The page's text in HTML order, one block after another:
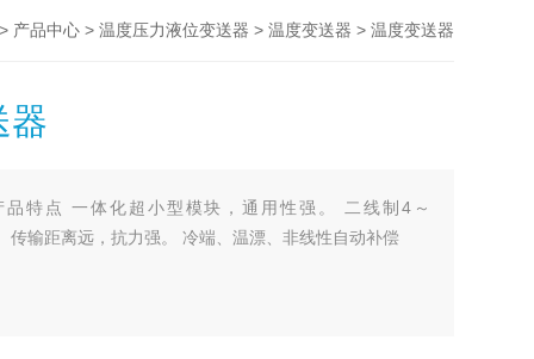
产品中心> 温度压力液位变送器 > 温度变送器 > 温度变送器
器
品特点 一体化超小型模块，通用性强。 二线制4～
传输距离远，抗力强。 冷端、温漂、非线性自动补偿